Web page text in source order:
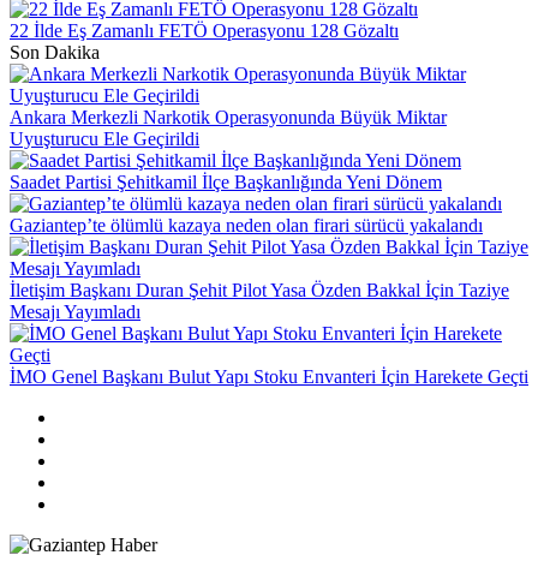
22 İlde Eş Zamanlı FETÖ Operasyonu 128 Gözaltı
Son Dakika
Ankara Merkezli Narkotik Operasyonunda Büyük Miktar
Uyuşturucu Ele Geçirildi
Saadet Partisi Şehitkamil İlçe Başkanlığında Yeni Dönem
Gaziantep’te ölümlü kazaya neden olan firari sürücü yakalandı
İletişim Başkanı Duran Şehit Pilot Yasa Özden Bakkal İçin Taziye
Mesajı Yayımladı
İMO Genel Başkanı Bulut Yapı Stoku Envanteri İçin Harekete Geçti